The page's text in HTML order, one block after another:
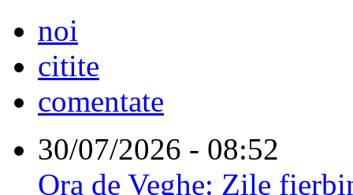
noi
citite
comentate
30/07/2026 - 08:52
Ora de Veghe: Zile